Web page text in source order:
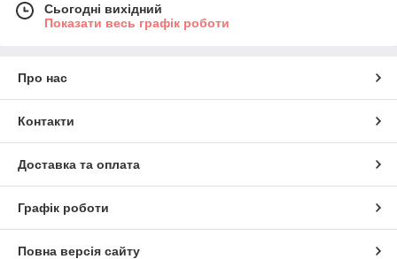
Сьогодні вихідний
Показати весь графік роботи
Про нас
Контакти
Доставка та оплата
Графік роботи
Повна версія сайту